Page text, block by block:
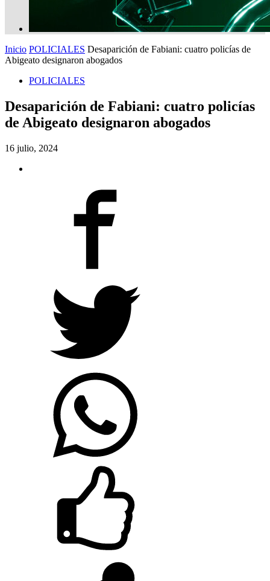
Inicio POLICIALES Desaparición de Fabiani: cuatro policías de
Abigeato designaron abogados
POLICIALES
Desaparición de Fabiani: cuatro policías
de Abigeato designaron abogados
16 julio, 2024